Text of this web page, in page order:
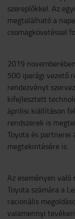
szereplőkkel. Az
megtalálható a
csomagkövetéssel
2019
500 iparági vezető
rendezvényt
kifejlesztett
áprilisi kiállításon
rendszerek is
Toyota és
megtekintésére is.
Az eseményen való
Toyota számára a
racionális
valamennyi